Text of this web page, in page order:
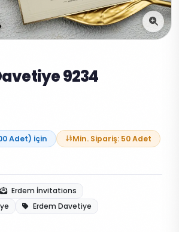
9234
Adet) için
Min. Sipariş: 50 Adet
Erdem İnvitations
Erdem Davetiye